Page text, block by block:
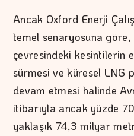
Ancak Oxford Enerji
temel senaryosuna göre,
çevresindeki kesintilerin
sürmesi ve küresel LNG
devam etmesi halinde
itibarıyla ancak yüzde
yaklaşık 74,3 milyar